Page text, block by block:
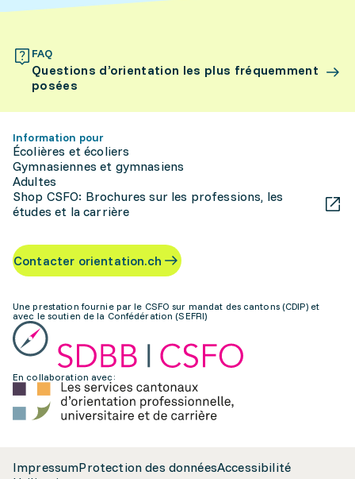
FAQ
Questions d’orientation les plus fréquemment
posées
Information pour
Écolières et écoliers
Gymnasiennes et gymnasiens
Adultes
Shop CSFO: Brochures sur les professions, les
études et la carrière
Contacter orientation.ch
Une prestation fournie par le CSFO sur mandat des cantons (CDIP) et
avec le soutien de la Confédération (SEFRI)
En collaboration avec:
ImpressumProtection des donnéesAccessibilité